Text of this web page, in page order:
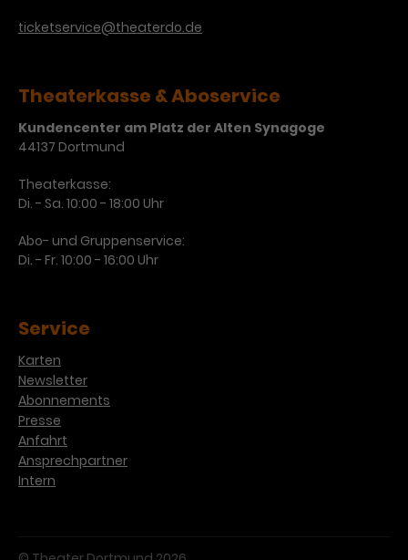
ticketservice@theaterdo.de
Theaterkasse & Aboservice
Kundencenter am Platz der Alten Synagoge
44137 Dortmund
Theaterkasse:
Di. - Sa. 10:00 - 18:00 Uhr
Abo- und Gruppenservice:
Di. - Fr. 10:00 - 16:00 Uhr
Service
Karten
Newsletter
Abonnements
Presse
Anfahrt
Ansprechpartner
Intern